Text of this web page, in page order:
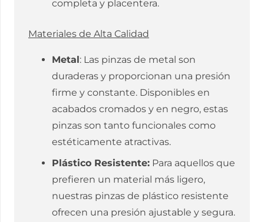
completa y placentera.
Materiales de Alta Calidad
Metal: Las pinzas de metal son
duraderas y proporcionan una presión
firme y constante. Disponibles en
acabados cromados y en negro, estas
pinzas son tanto funcionales como
estéticamente atractivas.
Plástico Resistente: Para aquellos que
prefieren un material más ligero,
nuestras pinzas de plástico resistente
ofrecen una presión ajustable y segura.